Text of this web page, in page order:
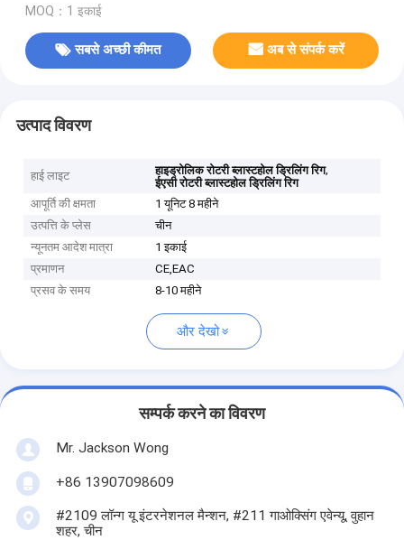
MOQ：1 इकाई
सबसे अच्छी कीमत अब से संपर्क करें
उत्पाद विवरण
हाई लाइट हाइड्रोलिक रोटरी ब्लास्टहोल ड्रिलिंग रिग,
ईएसी रोटरी ब्लास्टहोल ड्रिलिंग रिग
आपूर्ति की क्षमता
1 यूनिट 8 महीने
उत्पत्ति के प्लेस
चीन
न्यूनतम आदेश मात्रा
1 इकाई
प्रमाणन
CE,EAC
प्रसव के समय
8-10 महीने
और देखो
सम्पर्क करने का विवरण
Mr. Jackson Wong
+86 13907098609
#2109 लॉन्ग यू इंटरनेशनल मैन्शन, #211 गाओक्सिंग एवेन्यू, वुहान
शहर, चीन